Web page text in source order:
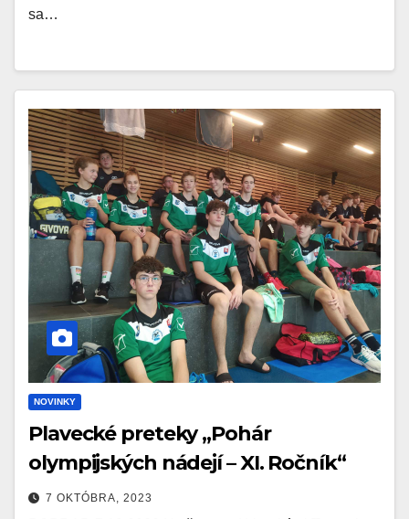
sa…
NOVINKY
Plavecké preteky „Pohár
olympijských nádejí – XI. Ročník“
7 OKTÓBRA, 2023